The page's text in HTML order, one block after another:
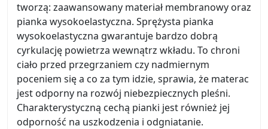
tworzą: zaawansowany materiał membranowy oraz
pianka wysokoelastyczna. Sprężysta pianka
wysokoelastyczna gwarantuje bardzo dobrą
cyrkulację powietrza wewnątrz wkładu. To chroni
ciało przed przegrzaniem czy nadmiernym
poceniem się a co za tym idzie, sprawia, że materac
jest odporny na rozwój niebezpiecznych pleśni.
Charakterystyczną cechą pianki jest również jej
odporność na uszkodzenia i odgniatanie.